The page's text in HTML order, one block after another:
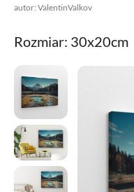
autor: ValentinValkov
Rozmiar: 30x20cm